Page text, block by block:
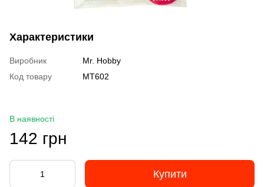
Характеристики
Виробник
Mr. Hobby
Код товару
MT602
В наявності
142 грн
Купити